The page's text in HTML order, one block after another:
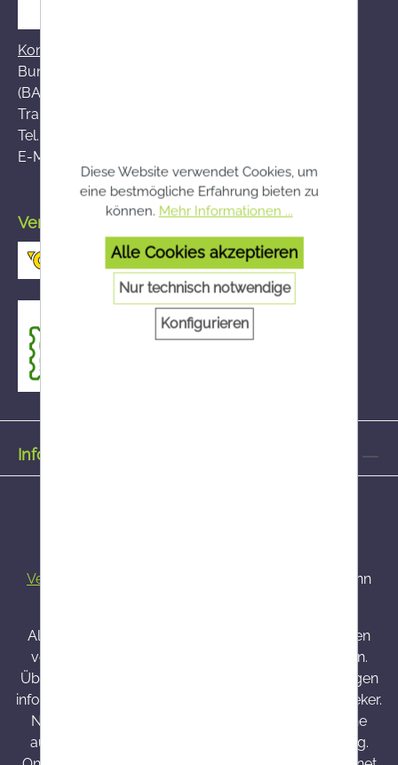
Kontakt zum BASG
Bundesamt für Sicherheit im Gesundheitswesen
(BASG), AGES-Medizinmarktaufsicht (AGES MEA)
Traisengasse 5, A-1200 Wien
Tel.:
E-Mail:
Versand durch die österreichische Post
Informationen
Versandkosten
und ggf. Nachnahmegebühren, wenn
Alle bei Onlineapo angebotenen Arzneimittel werden
von Österreich versendet und sind dort zugelassen.
Über Wirkung und mögliche unerwünschte Wirkungen
informieren Gebrauchsinformation, Arzt oder Apotheker.
Nahrungsergänzungsmittel sind kein Ersatz für eine
ausgewogene und abwechslungsreiche Ernährung.
Diese Website verwendet Cookies, um
eine bestmögliche Erfahrung bieten zu
können. Mehr Informationen ...
Alle Cookies akzeptieren
Nur technisch notwendige
Konfigurieren